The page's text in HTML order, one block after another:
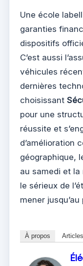
Une école
garanties
dispositifs
C’est aussi
véhicules
dernières
choisissant
pour une
réussite et
d’amélioration
géographique,
au samedi et
le sérieux de
mener jusqu’au
À propos